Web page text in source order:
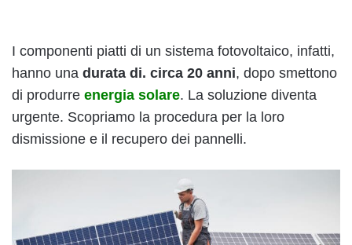
I componenti piatti di un sistema fotovoltaico, infatti,
hanno una durata di. circa 20 anni, dopo smettono
di produrre energia solare. La soluzione diventa
urgente. Scopriamo la procedura per la loro
dismissione e il recupero dei pannelli.